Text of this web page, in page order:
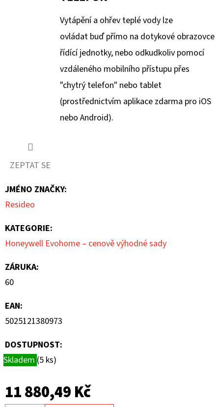
Vytápění a ohřev teplé vody lze
ovládat buď přímo na dotykové obrazovce
řídící jednotky, nebo odkudkoliv pomocí
vzdáleného mobilního přístupu přes
"chytrý telefon" nebo tablet
(prostřednictvím aplikace zdarma pro iOS
nebo Android).
ZEPTAT SE
JMÉNO ZNAČKY:
Resideo
KATEGORIE:
Honeywell Evohome – cenově výhodné sady
ZÁRUKA:
60
EAN:
5025121380973
DOSTUPNOST:
Skladem (5 ks)
11 880,49 Kč